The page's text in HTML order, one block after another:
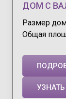
ДОМ С
Размер
Общая